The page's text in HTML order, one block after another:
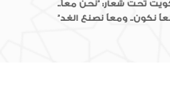
تحت شعار: ‏”نحن معاً..
نكون.. ومعاً نصنع الغد”‏